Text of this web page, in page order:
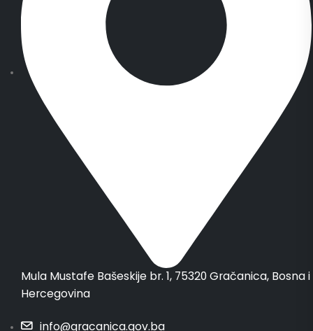
Mula Mustafe Bašeskije br. 1, 75320 Gračanica, Bosna i
Hercegovina
info@gracanica.gov.ba